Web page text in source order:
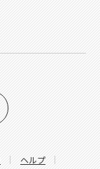
ヘルプ